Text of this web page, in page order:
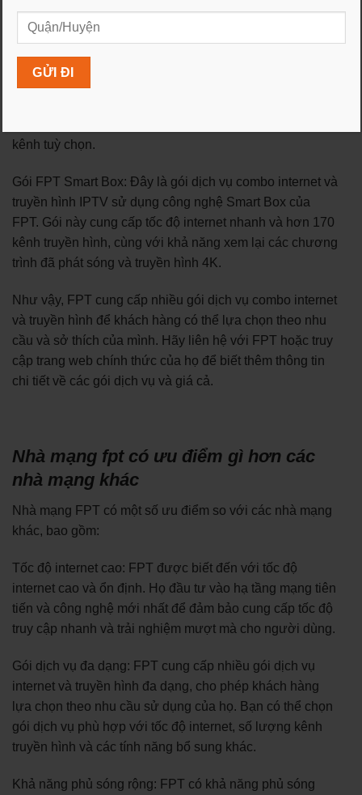
Gói FPT MyTV: Gói dịch vụ này cung cấp kết nối internet
và truyền hình qua công nghệ MyTV của FPT. Bạn có thể
kênh tuỳ chọn.
Gói FPT Smart Box: Đây là gói dịch vụ combo internet và
truyền hình IPTV sử dụng công nghệ Smart Box của
FPT. Gói này cung cấp tốc độ internet nhanh và hơn 170
kênh truyền hình, cùng với khả năng xem lại các chương
trình đã phát sóng và truyền hình 4K.
Như vậy, FPT cung cấp nhiều gói dịch vụ combo internet
và truyền hình để khách hàng có thể lựa chọn theo nhu
cầu và sở thích của mình. Hãy liên hệ với FPT hoặc truy
cập trang web chính thức của họ để biết thêm thông tin
chi tiết về các gói dịch vụ và giá cả.
Nhà mạng fpt có ưu điểm gì hơn các
nhà mạng khác
Nhà mạng FPT có một số ưu điểm so với các nhà mạng
khác, bao gồm:
Tốc độ internet cao: FPT được biết đến với tốc độ
internet cao và ổn định. Họ đầu tư vào hạ tầng mạng tiên
tiến và công nghệ mới nhất để đảm bảo cung cấp tốc độ
truy cập nhanh và trải nghiệm mượt mà cho người dùng.
Gói dịch vụ đa dạng: FPT cung cấp nhiều gói dịch vụ
internet và truyền hình đa dạng, cho phép khách hàng
lựa chọn theo nhu cầu sử dụng của họ. Bạn có thể chọn
gói dịch vụ phù hợp với tốc độ internet, số lượng kênh
truyền hình và các tính năng bổ sung khác.
Khả năng phủ sóng rộng: FPT có khả năng phủ sóng